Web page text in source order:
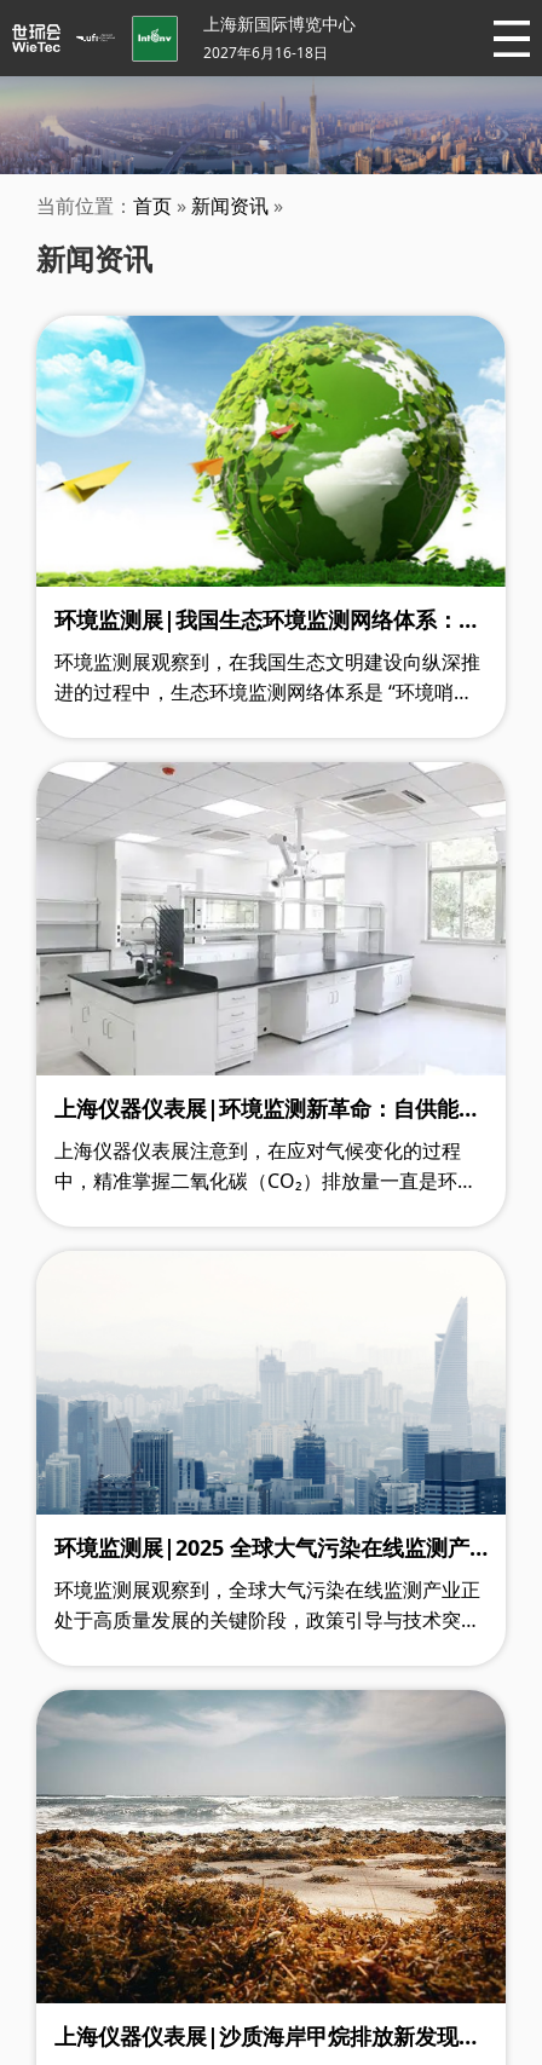
上海新国际博览中心
2027年6月16-18日
当前位置： 首页 » 新闻资讯 »
新闻资讯
环境监测展|我国生态环境监测网络体系：成
果、挑战与优化路径
环境监测展观察到，在我国生态文明建设向纵深推
进的过程中，生态环境监测网络体系是 “环境哨兵”
开展生态修复的重要支撑。
上海仪器仪表展|环境监测新革命：自供能无
线技术让 CO₂排放实时可知
上海仪器仪表展注意到，在应对气候变化的过程
中，精准掌握二氧化碳（CO₂）排放量一直是环境
加了维护成本，还让许多偏远或复杂环境下的监测
环境监测展|2025 全球大气污染在线监测产
业：发展态势、技术突破与市场机遇全景报
告
环境监测展观察到，全球大气污染在线监测产业正
处于高质量发展的关键阶段，政策引导与技术突破
上海仪器仪表展|沙质海岸甲烷排放新发现：